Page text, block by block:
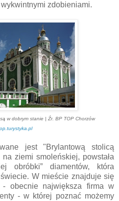
zdobieniami.
w dobrym stanie | Źr. BP TOP Chorzów
jest "Brylantową stolicą
ziemi smoleńskiej, powstała
obróbki” diamentów, która
świecie. W mieście znajduje się
- obecnie największa firma w
- w której poznać możemy